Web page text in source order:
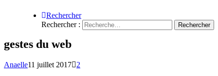
Rechercher
Rechercher :
gestes du web
Anaelle11 juillet 2017
2